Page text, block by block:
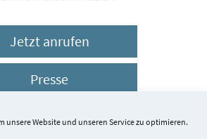
unsere Website und unseren Service zu optimieren.
Jetzt anrufen
Presse
Impressum